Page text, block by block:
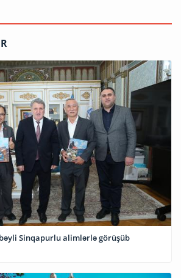
Sinqapurlu alimlərlə görüşüb